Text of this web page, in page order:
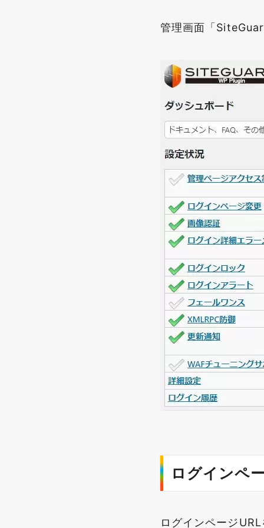
管理画面「
ログインペ
ログインページ